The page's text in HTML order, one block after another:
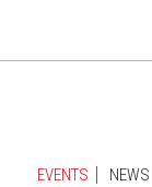
EVENTS NEWS